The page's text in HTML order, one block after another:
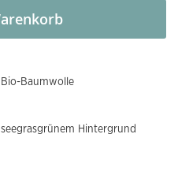
Baumwolle
Hintergrund